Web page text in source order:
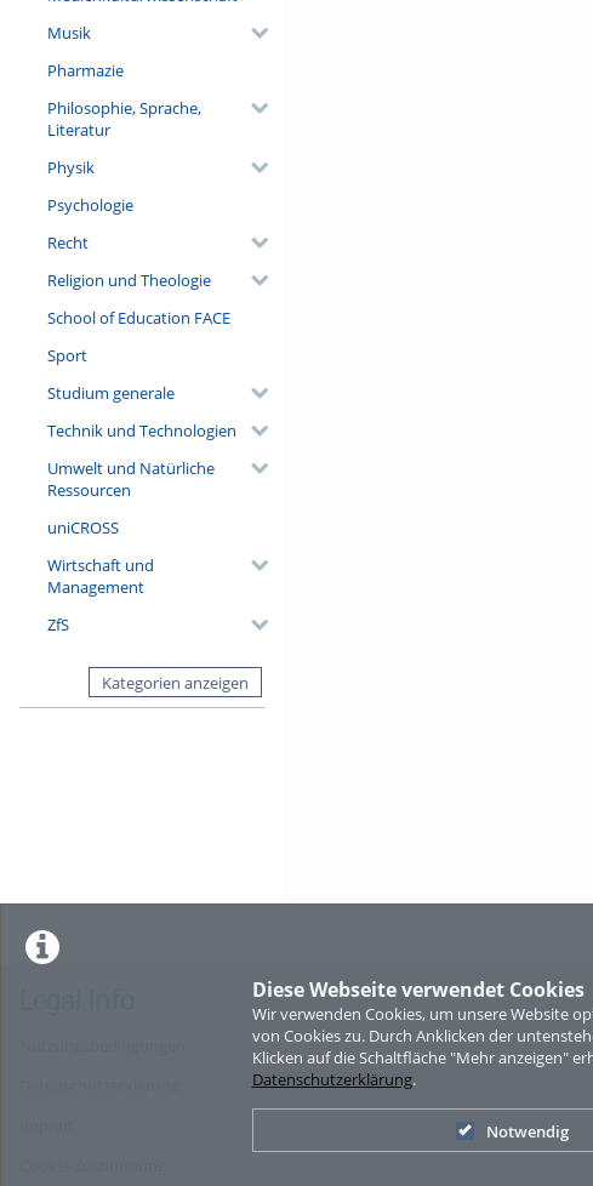
Diese Webseite verwendet Cookies
Wir verwenden Cookies, um unsere Website
von Cookies zu. Durch Anklicken der
Klicken auf die Schaltfläche "Mehr anzeigen"
Datenschutzerklärung.
Notwendig
Musik
Pharmazie
Philosophie, Sprache,
Literatur
Physik
Psychologie
Recht
Religion und Theologie
School of Education FACE
Sport
Studium generale
Technik und Technologien
Umwelt und Natürliche
Ressourcen
uniCROSS
Wirtschaft und
Management
ZfS
Kategorien anzeigen